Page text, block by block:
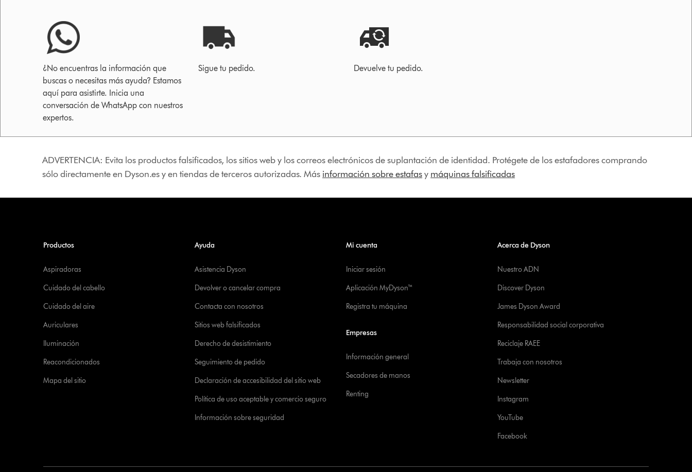
¿No encuentras la información que
buscas o necesitas más ayuda? Estamos
aquí para asistirte. Inicia una
conversación de WhatsApp con nuestros
expertos.
Sigue tu pedido. Devuelve tu pedido.
ADVERTENCIA: Evita los productos falsificados, los sitios web y los correos electrónicos de suplantación de identidad. Protégete de los estafadores comprando
sólo directamente en Dyson.es y en tiendas de terceros autorizadas. Más información sobre estafasy máquinas falsificadas
Productos
Aspiradoras
Cuidado del cabello
Cuidado del aire
Auriculares
Iluminación
Reacondicionados
Mapa del sitio
Ayuda
Asistencia Dyson
Devolver o cancelar compra
Contacta con nosotros
Sitios web falsificados
Derecho de desistimiento
Seguimiento de pedido
Declaración de accesibilidad del sitio web
Política de uso aceptable y comercio seguro
Información sobre seguridad
Mi cuenta
Iniciar sesión
Aplicación MyDyson™
Registra tu máquina
Empresas
Información general
Secadores de manos
Renting
Acerca de Dyson
Nuestro ADN
Discover Dyson
James Dyson Award
Responsabilidad social corporativa
Reciclaje RAEE
Trabaja con nosotros
Newsletter
Instagram
YouTube
Facebook